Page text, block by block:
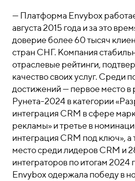
—Платформа Envybox
августа 2015 года и за это
доверие более 60 тысяч
стран СНГ. Компания
отраслевые рейтинги,
качество своих услуг. Среди
достижений — первое место в
Рунета-2024 в категории
интеграция CRM в сфере
рекламы» и третье в
интеграция CRM под ключ», а
место среди лидеров CRM и
интеграторов по итогам 2024
Envybox одержала победу в